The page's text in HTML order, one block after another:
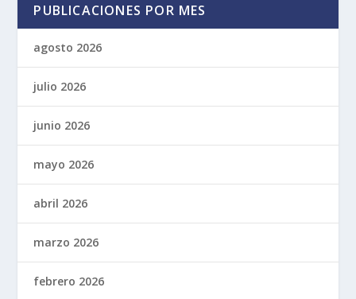
PUBLICACIONES POR MES
agosto 2026
julio 2026
junio 2026
mayo 2026
abril 2026
marzo 2026
febrero 2026